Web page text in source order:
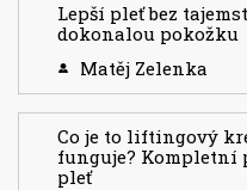
Lepší pleť bez
dokonalou pokožku
Matěj Zelenka
Co je to liftingový
funguje? Kompletní
pleť